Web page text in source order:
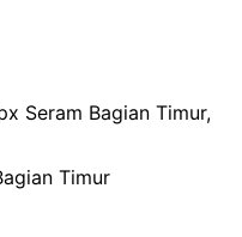
Seram Bagian Timur,
Timur